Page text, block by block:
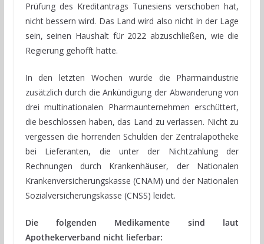
Prüfung des Kreditantrags Tunesiens verschoben hat,
nicht bessern wird. Das Land wird also nicht in der Lage
sein, seinen Haushalt für 2022 abzuschließen, wie die
Regierung gehofft hatte.
In den letzten Wochen wurde die Pharmaindustrie
zusätzlich durch die Ankündigung der Abwanderung von
drei multinationalen Pharmaunternehmen erschüttert,
die beschlossen haben, das Land zu verlassen. Nicht zu
vergessen die horrenden Schulden der Zentralapotheke
bei Lieferanten, die unter der Nichtzahlung der
Rechnungen durch Krankenhäuser, der Nationalen
Krankenversicherungskasse (CNAM) und der Nationalen
Sozialversicherungskasse (CNSS) leidet.
Die folgenden Medikamente sind laut
Apothekerverband nicht lieferbar: